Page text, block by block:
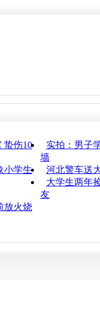
蛰伤10
实拍：男子
墙
小学生
河北警车送
大学生两年
友
放火烧